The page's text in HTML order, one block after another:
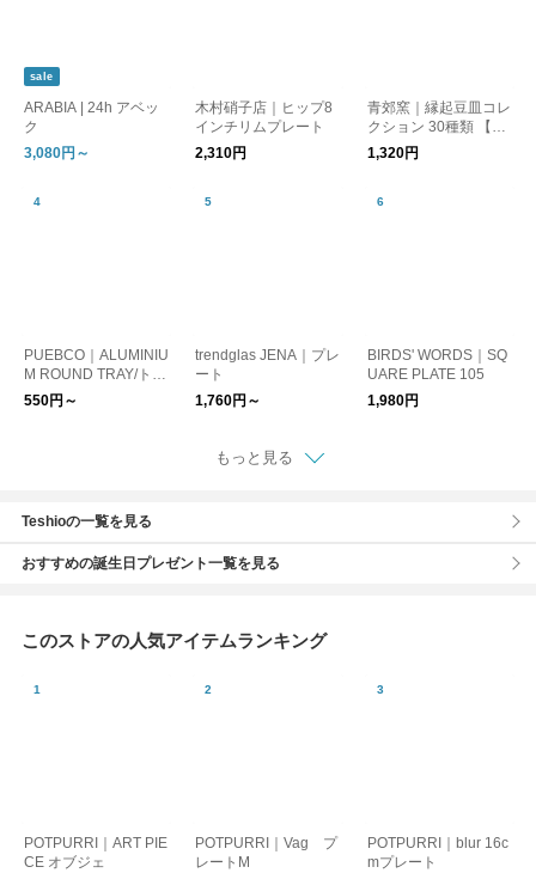
sale
ARABIA | 24h アベッ
ク
3,080円～
木村硝子店｜ヒップ8
インチリムプレート
2,310円
青郊窯｜縁起豆皿コレ
クション 30種類 【九
谷焼・和食器】【ギフ
ト】【パンダ柄】
1,320円
PUEBCO｜ALUMINIU
M ROUND TRAY/トレ
イ プレート アルミ
550円～
trendglas JENA｜プレ
ート
1,760円～
BIRDS' WORDS｜SQ
UARE PLATE 105
1,980円
もっと見る
Teshioの一覧を見る
おすすめの誕生日プレゼント一覧を見る
このストアの人気アイテムランキング
POTPURRI｜ART PIE
CE オブジェ
POTPURRI｜Vag プ
レートM
POTPURRI｜blur 16c
mプレート